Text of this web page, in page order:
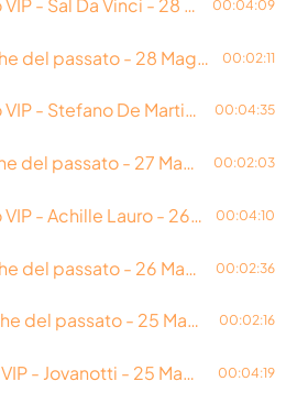
Buongiorno VIP - Sal Da Vinci - 28 Maggio 2026 00:04:09
Le classifiche del passato - 28 Maggio 2026 00:02:11
Buongiorno VIP - Stefano De Martino - 27 Maggio 2026 00:04:35
Le classifiche del passato - 27 Maggio 2026 00:02:03
Buongiorno VIP - Achille Lauro - 26 Maggio 2026 00:04:10
Le classifiche del passato - 26 Maggio 2026 00:02:36
Le classifiche del passato - 25 Maggio 2026 00:02:16
Buongiorno VIP - Jovanotti - 25 Maggio 2026 00:04:19